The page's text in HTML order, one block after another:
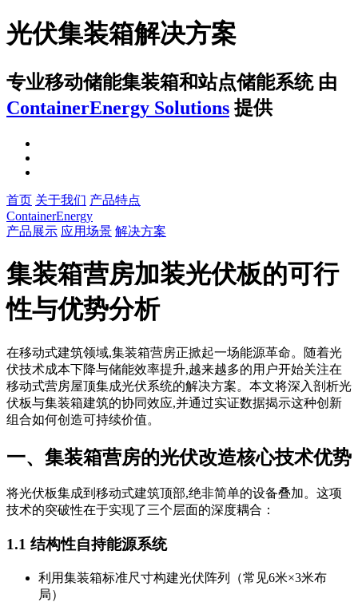
光伏集装箱解决方案
专业移动储能集装箱和站点储能系统 由
ContainerEnergy Solutions 提供
首页 关于我们 产品特点
ContainerEnergy
产品展示 应用场景 解决方案
集装箱营房加装光伏板的可行
性与优势分析
在移动式建筑领域,集装箱营房正掀起一场能源革命。随着光
伏技术成本下降与储能效率提升,越来越多的用户开始关注在
移动式营房屋顶集成光伏系统的解决方案。本文将深入剖析光
伏板与集装箱建筑的协同效应,并通过实证数据揭示这种创新
组合如何创造可持续价值。
一、集装箱营房的光伏改造核心技术优势
将光伏板集成到移动式建筑顶部,绝非简单的设备叠加。这项
技术的突破性在于实现了三个层面的深度耦合：
1.1 结构性自持能源系统
利用集装箱标准尺寸构建光伏阵列（常见6米×3米布
局）